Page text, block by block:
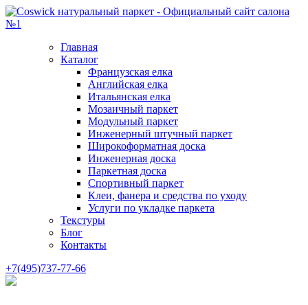
Главная
Каталог
Французская елка
Английская елка
Итальянская елка
Мозаичный паркет
Модульный паркет
Инженерный штучный паркет
Широкоформатная доска
Инженерная доска
Паркетная доска
Спортивный паркет
Клеи, фанера и средства по уходу
Услуги по укладке паркета
Текстуры
Блог
Контакты
+7(495)737-77-66